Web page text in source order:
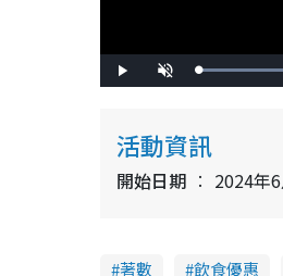
l
n
活動資訊
開始日期 2024年
著數 飲食優惠